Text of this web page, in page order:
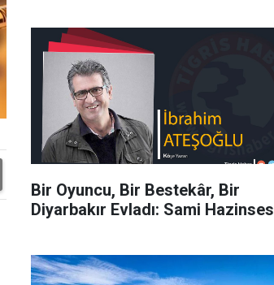
Bir Oyuncu, Bir Bestekâr, Bir
Diyarbakır Evladı: Sami Hazinses